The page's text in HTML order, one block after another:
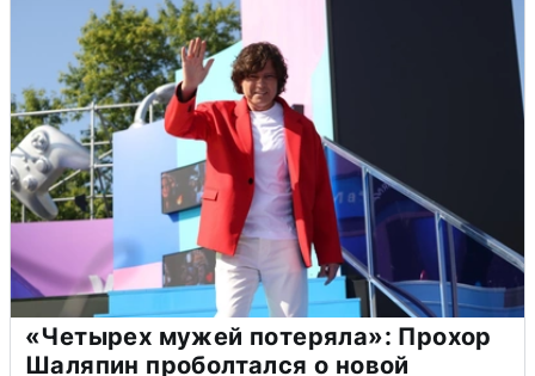
«Четырех мужей потеряла»: Прохор
Шаляпин проболтался о новой